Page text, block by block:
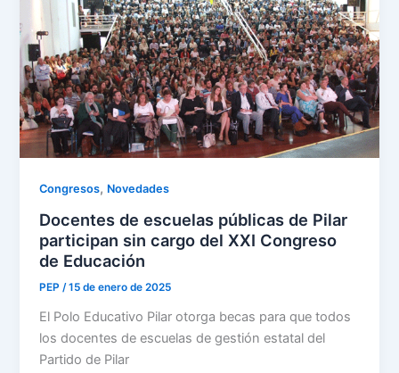
Congresos, Novedades
Docentes de escuelas públicas de Pilar
participan sin cargo del XXI Congreso
de Educación
PEP/15 de enero de 2025
El Polo Educativo Pilar otorga becas para que todos
los docentes de escuelas de gestión estatal del
Partido de Pilar